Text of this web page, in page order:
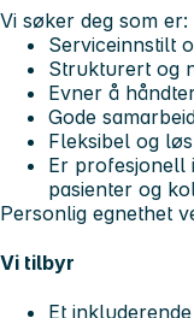
Vi søker deg som er:
Serviceinnstilt
Strukturert og
Evner å
Gode
Fleksibel og
Er profesjonell
pasienter og
Personlig egnethet
Vi tilbyr
Et